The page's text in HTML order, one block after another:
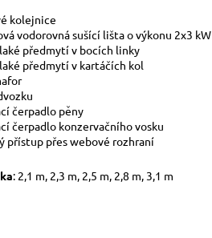
kolejnice
vodorovná sušící lišta o výkonu 2x3 kW
předmytí v bocích linky
předmytí v kartáčích kol
čerpadlo pěny
čerpadlo konzervačního vosku
přístup přes webové rozhraní
: 2,1 m, 2,3 m, 2,5 m, 2,8 m, 3,1 m